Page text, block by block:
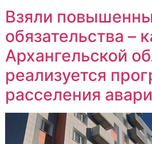
Взяли
обязательства –
Архангельской
реализуется
расселения